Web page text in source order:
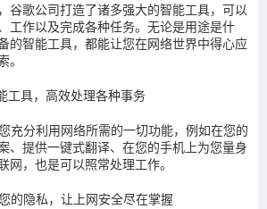
谷歌公司打造了诸多强大的智能工具，可以
工作以及完成各种任务。无论是用途是什
的智能工具，都能让您在网络世界中得心应
工具，高效处理各种事务
充分利用网络所需的一切功能，例如在您的
、提供一键式翻译、在您的手机上为您量身
网，也是可以照常处理工作。
的隐私，让上网安全尽在掌握